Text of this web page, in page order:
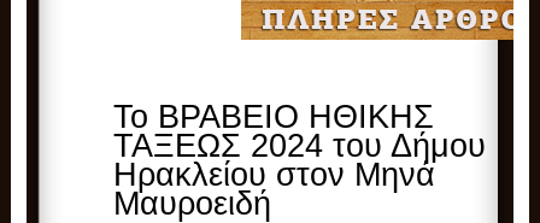
Το ΒΡΑΒΕΙΟ ΗΘΙΚΗΣ
ΤΑΞΕΩΣ 2024 του Δήμου
Ηρακλείου στον Μηνά
Μαυροειδή